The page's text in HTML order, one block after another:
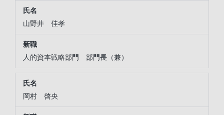
山野井 佳孝
人的資本戦略部門 部門長（兼）
岡村 啓央